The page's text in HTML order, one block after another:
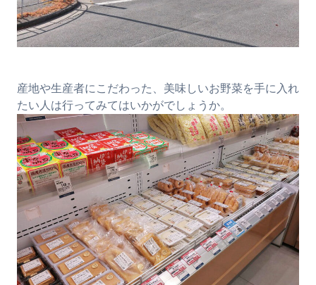
産地や生産者にこだわった、美味しいお野菜を手に入れ
たい人は行ってみてはいかがでしょうか。